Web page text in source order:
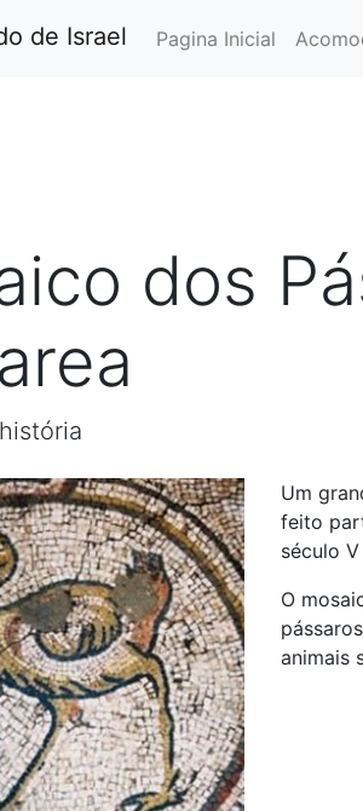
de Israel Pagina Inicial
dos
Um
feito
século
O
animais